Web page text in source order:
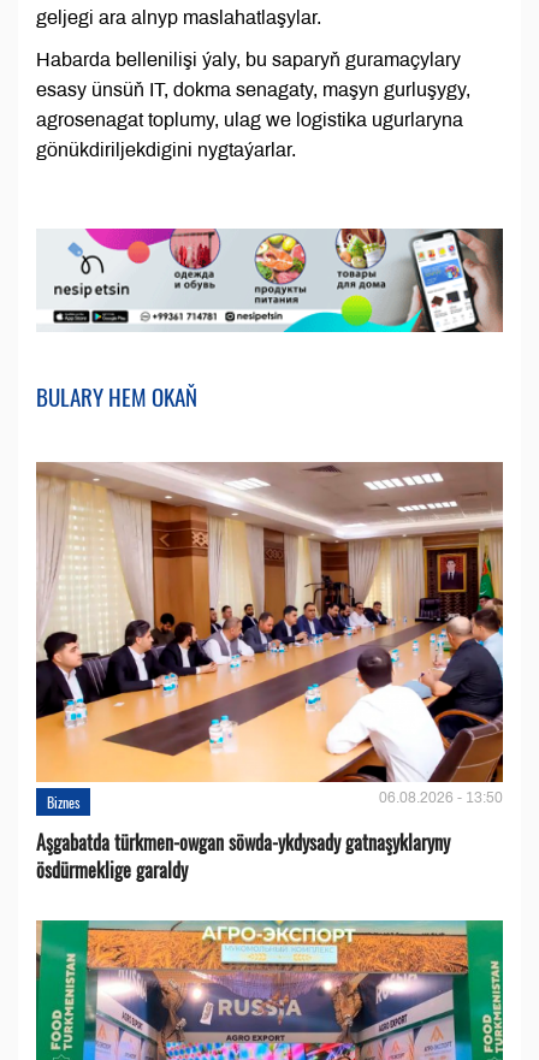
geljegi ara alnyp maslahatlaşylar.
Habarda bellenilişi ýaly, bu saparyň guramaçylary
esasy ünsüň IT, dokma senagaty, maşyn gurluşygy,
agrosenagat toplumy, ulag we logistika ugurlaryna
gönükdiriljekdigini nygtaýarlar.
BULARY HEM OKAŇ
Biznes 06.08.2026 - 13:50
Aşgabatda türkmen-owgan söwda-ykdysady gatnaşyklaryny
ösdürmeklige garaldy